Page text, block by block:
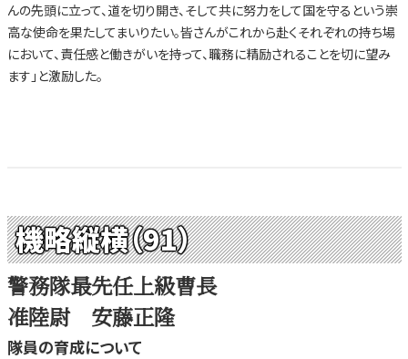
んの先頭に立って、道を切り開き、そして共に努力をして国を守るという崇
高な使命を果たしてまいりたい。皆さんがこれから赴くそれぞれの持ち場
において、責任感と働きがいを持って、職務に精励されることを切に望み
ます」と激励した。
機略縦横（91）
警務隊最先任上級曹長
准陸尉 安藤正隆
隊員の育成について